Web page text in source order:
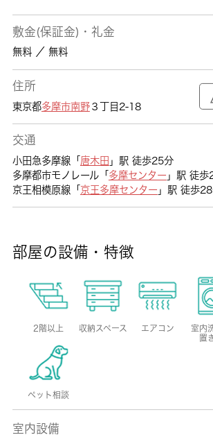
敷金(保証金)・礼金
無料 ／ 無料
住所
東京都多摩市南野３丁目2-18
交通
小田急多摩線「 唐木田 」駅 徒歩25分
多摩都市モノレール「 多摩センター 」駅 徒歩
京王相模原線「 京王多摩センター 」駅 徒歩
部屋の設備・特徴
2階以上 収納スペース エアコン
室内
置
ペット相談
室内設備